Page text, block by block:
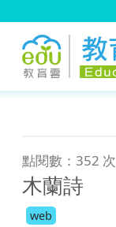
點閱數：352 次
木蘭詩
web